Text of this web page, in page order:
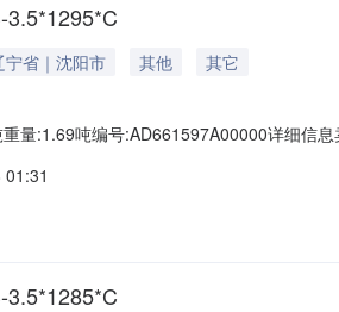
宁省｜沈阳市 其他
其它
量:1.69吨编号:AD661597A00000详细信
轧1#线锌层重量代码描述:上表面锌层重量